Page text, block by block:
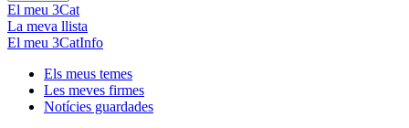
El meu 3Cat
La meva llista
El meu 3CatInfo
Els meus temes
Les meves firmes
Notícies guardades